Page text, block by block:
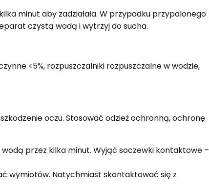
minut aby zadziałała. W przypadku przypalonego
czystą wodą i wytrzyj do sucha.
<5%, rozpuszczalniki rozpuszczalne w wodzie,
oczu. Stosować odzież ochronną, ochronę
wodą przez kilka minut. Wyjąć soczewki kontaktowe –
wymiotów. Natychmiast skontaktować się z